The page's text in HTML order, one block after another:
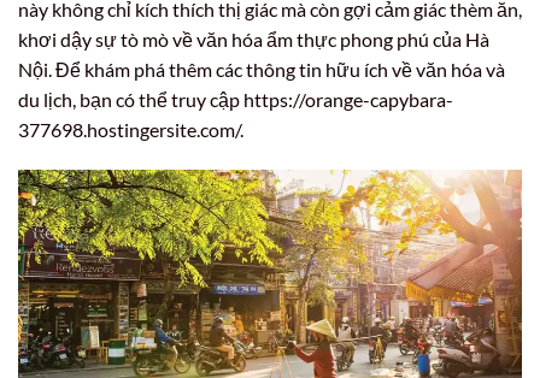
này không chỉ kích thích thị giác mà còn gợi cảm giác thèm ăn,
khơi dậy sự tò mò về văn hóa ẩm thực phong phú của Hà
Nội. Để khám phá thêm các thông tin hữu ích về văn hóa và
du lịch, bạn có thể truy cập https://orange-capybara-
377698.hostingersite.com/.